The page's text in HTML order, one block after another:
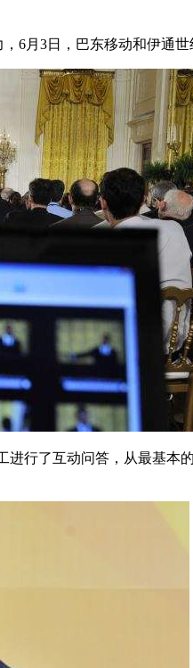
6月3日，巴东移动和伊通
行了互动问答，从最基